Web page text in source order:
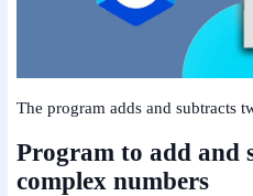
The program adds and subtracts
Program to add and
complex numbers